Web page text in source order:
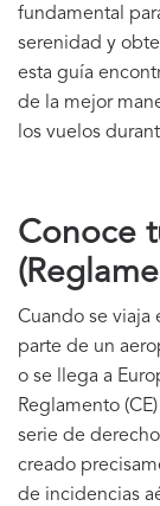
fundamental
serenidad y
esta guía
de la mejor
los vuelos
Conoce
Cuando se viaja
parte de un
o se llega a
Reglamento
serie de
creado
de incidencias